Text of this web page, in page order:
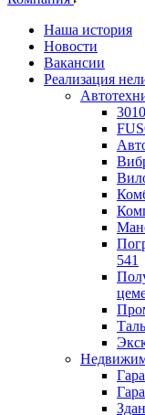
Наша история
Новости
Вакансии
Реализация
541